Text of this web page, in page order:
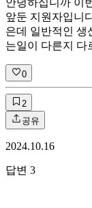
앞둔 지원자입니
은데 일반적인 생
는일이 다른지 다
0
2
공유
2024.10.16
답변 3